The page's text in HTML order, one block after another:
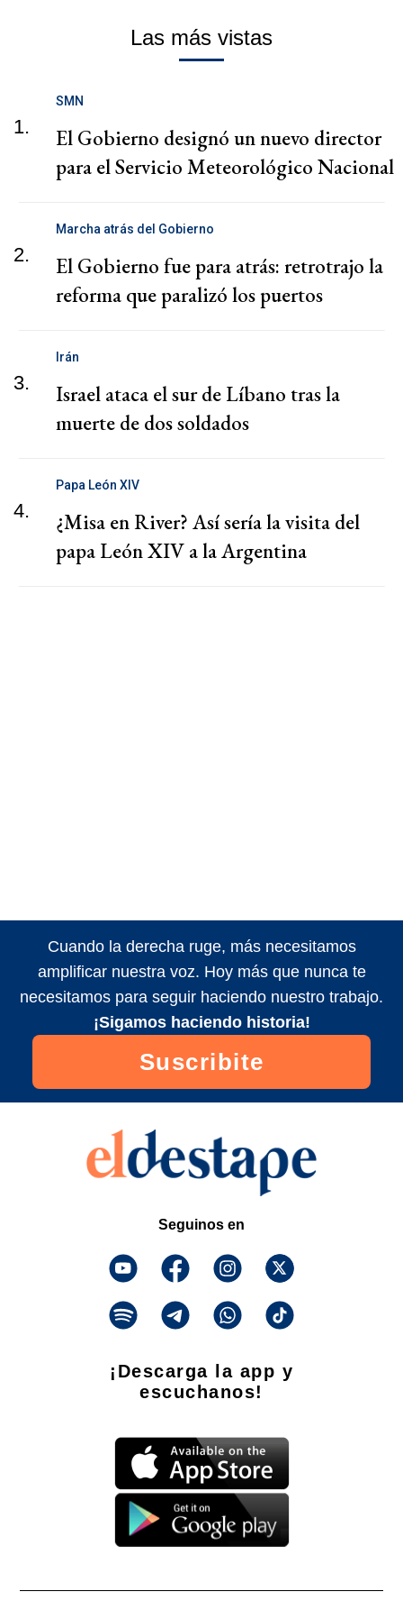
Las más vistas
1.
SMN
El Gobierno designó un nuevo director
para el Servicio Meteorológico Nacional
2.
Marcha atrás del Gobierno
El Gobierno fue para atrás: retrotrajo la
reforma que paralizó los puertos
3.
Irán
Israel ataca el sur de Líbano tras la
muerte de dos soldados
4.
Papa León XIV
¿Misa en River? Así sería la visita del
papa León XIV a la Argentina
Cuando la derecha ruge, más necesitamos
amplificar nuestra voz. Hoy más que nunca te
necesitamos para seguir haciendo nuestro trabajo.
¡Sigamos haciendo historia!
Suscribite
Seguinos en
¡Descarga la app y
escuchanos!